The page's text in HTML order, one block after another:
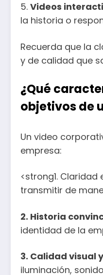
5. Videos
la historia o
Recuerda que la
y de calidad que
¿Qué
objetivos de
Un video
empresa:
<strong1.
transmitir de
2. Historia
identidad de la
3. Calidad visual
iluminación,